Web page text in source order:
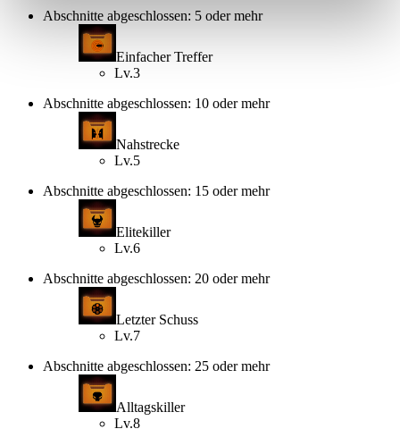
Abschnitte abgeschlossen: 5 oder mehr
Einfacher Treffer
Lv.3
Abschnitte abgeschlossen: 10 oder mehr
Nahstrecke
Lv.5
Abschnitte abgeschlossen: 15 oder mehr
Elitekiller
Lv.6
Abschnitte abgeschlossen: 20 oder mehr
Letzter Schuss
Lv.7
Abschnitte abgeschlossen: 25 oder mehr
Alltagskiller
Lv.8